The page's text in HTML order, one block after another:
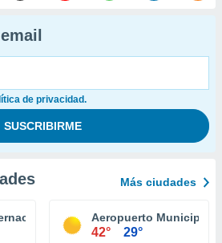
de privacidad.
Más ciudades
TucsonAeropuerto Municipal
42° 29°